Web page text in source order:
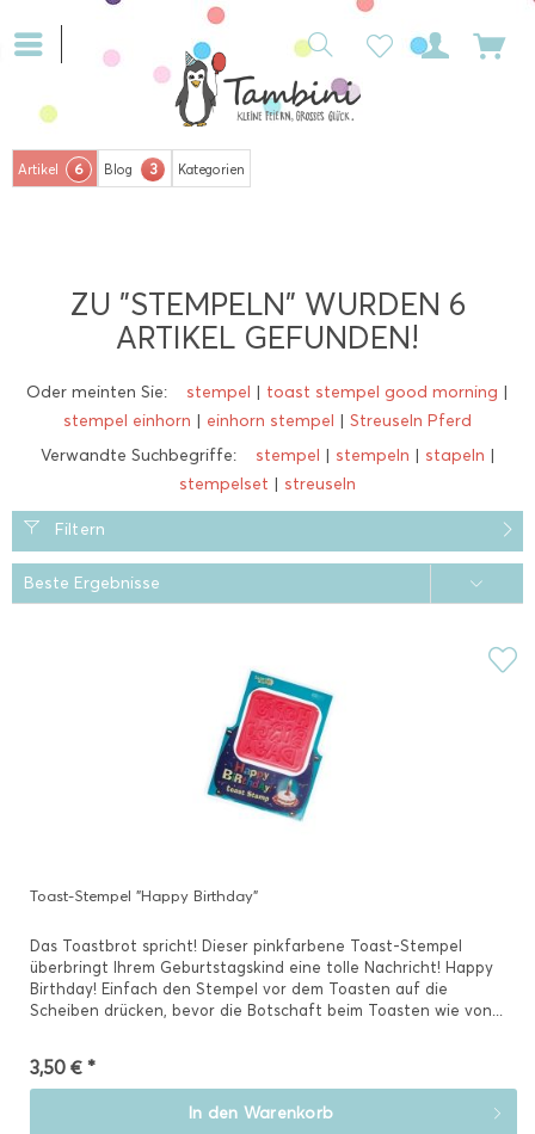
Artikel 6 Blog 3 Kategorien
ZU "STEMPELN" WURDEN 6
ARTIKEL GEFUNDEN!
Oder meinten Sie: stempel | toast stempel good morning |
stempel einhorn | einhorn stempel | Streuseln Pferd
Verwandte Suchbegriffe:
stempel | stempeln | stapeln |
stempelset | streuseln
Filtern
Toast-Stempel "Happy Birthday"
Das Toastbrot spricht! Dieser pinkfarbene Toast-Stempel
überbringt Ihrem Geburtstagskind eine tolle Nachricht! Happy
Birthday! Einfach den Stempel vor dem Toasten auf die
Scheiben drücken, bevor die Botschaft beim Toasten wie von...
3,50 € *
In den Warenkorb